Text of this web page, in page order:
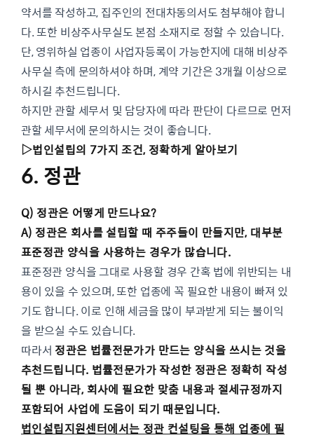
약서를 작성하고, 집주인의 전대차동의서도 첨부해야 합니
다. 또한 비상주사무실도 본점 소재지로 정할 수 있습니다.
단, 영위하실 업종이 사업자등록이 가능한지에 대해 비상주
사무실 측에 문의하셔야 하며, 계약 기간은 3개월 이상으로
하시길 추천드립니다.
하지만 관할 세무서 및 담당자에 따라 판단이 다르므로 먼저
관할 세무서에 문의하시는 것이 좋습니다.
▷법인설립의 7가지 조건, 정확하게 알아보기
6. 정관
Q) 정관은 어떻게 만드나요?
A) 정관은 회사를 설립할 때 주주들이 만들지만, 대부분
표준정관 양식을 사용하는 경우가 많습니다.
표준정관 양식을 그대로 사용할 경우 간혹 법에 위반되는 내
용이 있을 수 있으며, 또한 업종에 꼭 필요한 내용이 빠져 있
기도 합니다. 이로 인해 세금을 많이 부과받게 되는 불이익
을 받으실 수도 있습니다.
따라서 정관은 법률전문가가 만드는 양식을 쓰시는 것을
추천드립니다. 법률전문가가 작성한 정관은 정확히 작성
될 뿐 아니라, 회사에 필요한 맞춤 내용과 절세규정까지
포함되어 사업에 도움이 되기 때문입니다.
법인설립지원센터에서는 정관 컨설팅을 통해 업종에 필